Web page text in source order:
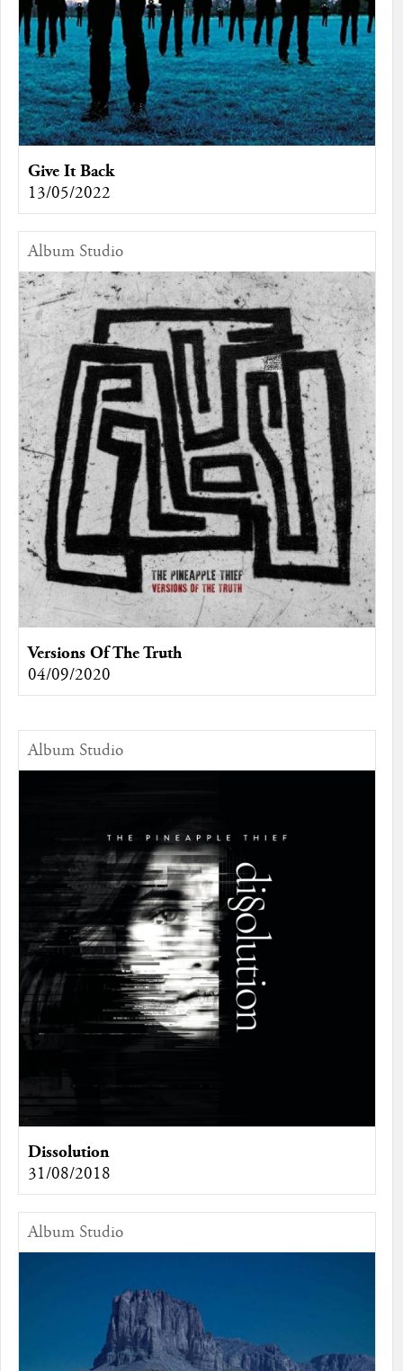
Give It Back
13/05/2022
Album Studio
Versions Of The Truth
04/09/2020
Album Studio
Dissolution
31/08/2018
Album Studio